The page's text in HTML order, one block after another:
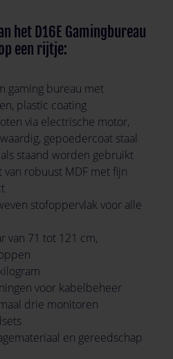
het D16E Gamingbureau
een rijtje:
gaming bureau met
plastic coating
via electrische motor,
gepoedercoat staal
staand worden gebruikt
van robuust MDF met fijn
stofoppervlak voor alle
van 71 tot 121 cm,
voor kabelbeheer
drie monitoren
en gereedschap